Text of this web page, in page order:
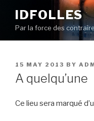
content
IDFOLLES
Par la force des
POSTED
ON
15 MAY 2013 BY
A quelqu’une
Ce lieu sera marqué